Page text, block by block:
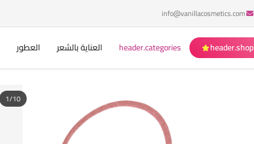
info@vanillacosmetics.com
header.shop
header.categories العناية بالشعر العطور
1/10